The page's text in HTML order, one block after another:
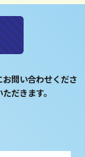
問い合わせくださ
だきます。